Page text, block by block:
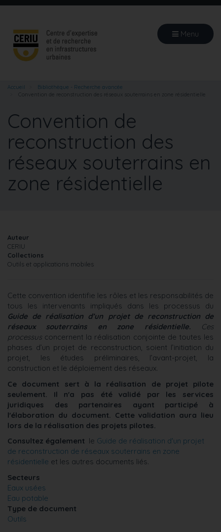
Aller
principal
Menu
Accueil
Bibliothèque - Recherche avancée
Convention de reconstruction des réseaux souterrains en zone résidentielle
Convention de
reconstruction des
réseaux souterrains en
zone résidentielle
Auteur
CERIU
Collections
Outils et applications mobiles
Cette convention identifie les rôles et les responsabilités de
tous les intervenants impliqués dans les processus du
Guide de réalisation d’un projet de reconstruction de
réseaux souterrains en zone résidentielle.
Ces
processusconcernent la réalisation conjointe de toutes les
phases d’un projet de reconstruction, soient l’initiation du
projet, les études préliminaires, l’avant-projet, la
construction et le déploiement des réseaux.
Ce document sert à la réalisation de projet pilote
seulement. Il n'a pas été validé par les services
juridiques des partenaires ayant participé à
l'élaboration du document. Cette validation aura lieu
lors de la réalisation des projets pilotes.
Consultez également le Guide de réalisation d'un projet
de reconstruction de réseaux souterrains en zone
résidentielle et les autres documents liés.
Secteurs
Eaux usées
Eau potable
Type de document
Outils